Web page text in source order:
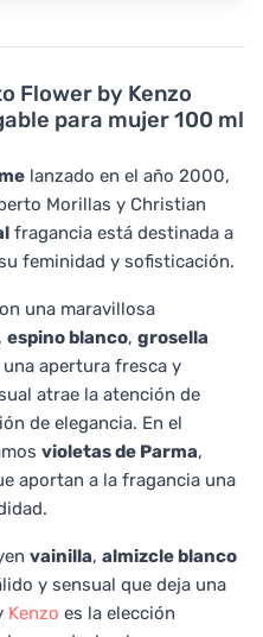
Flower by Kenzo
para mujer 100 ml
lanzado en el año 2000,
Morillas y Christian
fragancia está destinada a
feminidad y sofisticación.
una maravillosa
, espino blanco, grosella
una apertura fresca y
atrae la atención de
de elegancia. En el
violetas de Parma,
aportan a la fragancia una
vainilla, almizcle blanco
y sensual que deja una
Kenzo es la elección